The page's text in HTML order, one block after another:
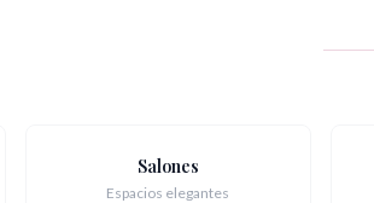
Salones
Espacios elegantes